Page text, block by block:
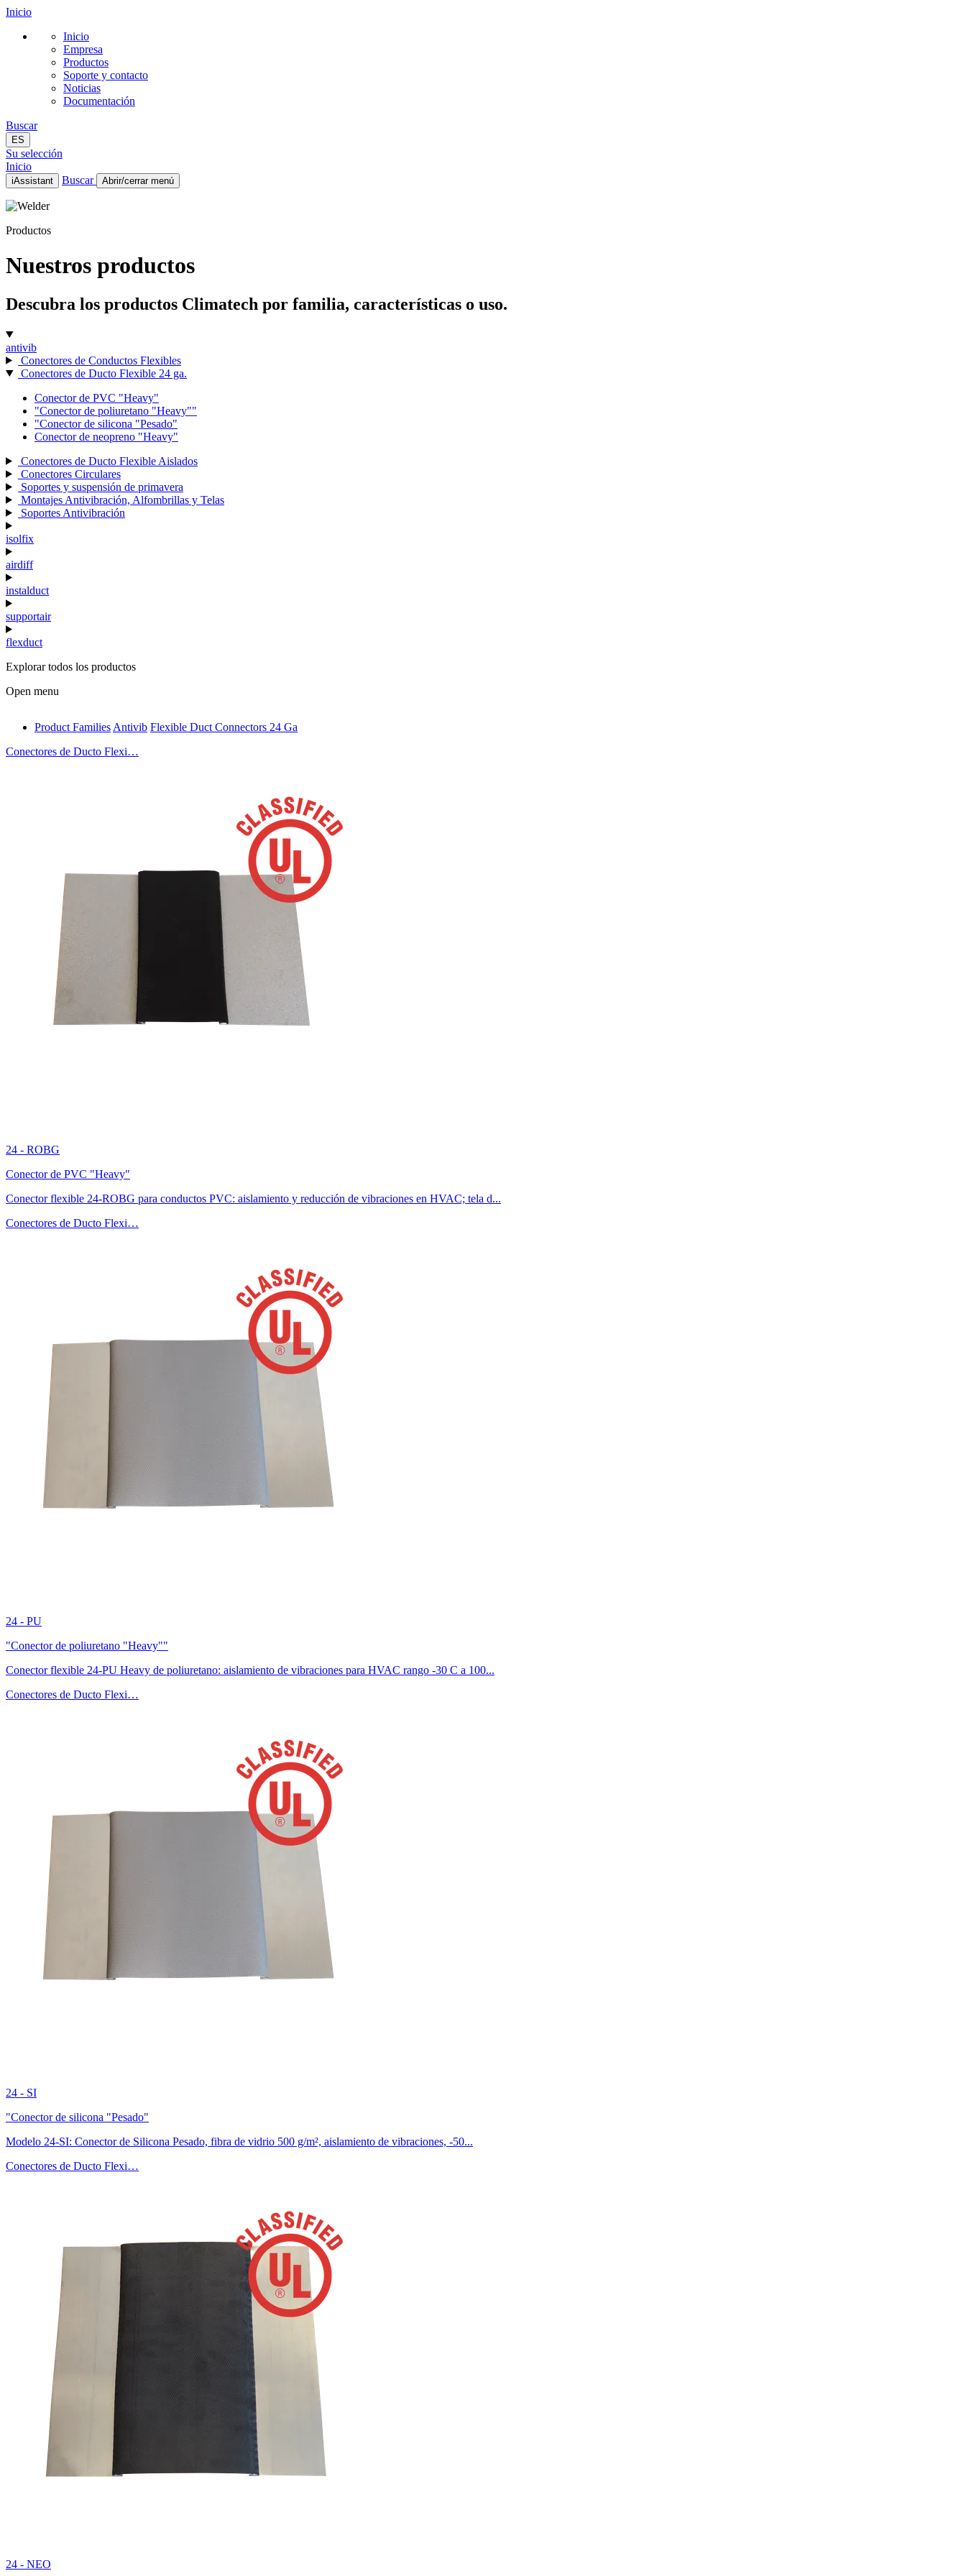
Inicio
Inicio
Empresa
Productos
Soporte y contacto
Noticias
Documentación
Buscar
ES
Su selección
Inicio
iAssistant Buscar Abrir/cerrar menú
Inicio
Productos
Noticias
Documentación
Productos
Nuestros productos
Descubra los productos Climatech por familia, características o uso.
antivib
Conectores de Conductos Flexibles
Conectores de Ducto Flexible 24 ga.
Conector de PVC "Heavy"
"Conector de poliuretano "Heavy""
"Conector de silicona "Pesado"
Conector de neopreno "Heavy"
Conectores de Ducto Flexible Aislados
Conectores Circulares
Soportes y suspensión de primavera
Montajes Antivibración, Alfombrillas y Telas
Soportes Antivibración
isolfix
airdiff
instalduct
supportair
flexduct
Explorar todos los productos
Open menu
antivib
isolfix
Product Families Antivib Flexible Duct Connectors 24 Ga
Conectores de Ducto Flexi…
24 - ROBG
Conector de PVC "Heavy"
Conector flexible 24-ROBG para conductos PVC: aislamiento y reducción de vibraciones en HVAC; tela d...
Conectores de Ducto Flexi…
24 - PU
"Conector de poliuretano "Heavy""
Conector flexible 24-PU Heavy de poliuretano: aislamiento de vibraciones para HVAC rango -30 C a 100...
Conectores de Ducto Flexi…
24 - SI
"Conector de silicona "Pesado"
Modelo 24-SI: Conector de Silicona Pesado, fibra de vidrio 500 g/m², aislamiento de vibraciones, -50...
Conectores de Ducto Flexi…
24 - NEO